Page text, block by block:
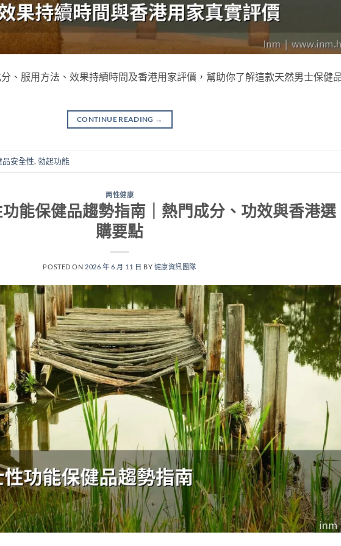
、服用方法、效果持續時間及香港用家評價，幫助你了解這款天然男士保健
CONTINUE READING →
品安全性, 勃起功能
两性健康
能保健品趨勢指南｜熱門成分、功效與香港選
購要點
POSTED ON 2026 年 6 月 11 日 BY 健康資訊團隊